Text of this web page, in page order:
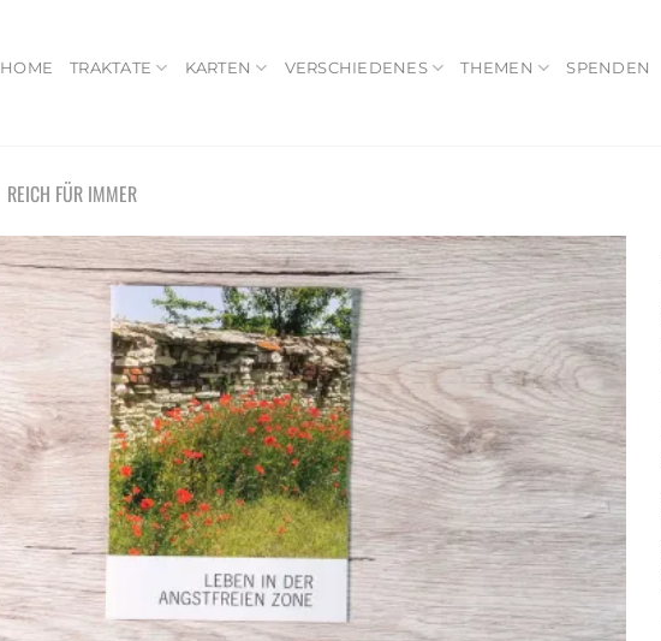
HOME TRAKTATE KARTEN VERSCHIEDENES THEMEN SPENDEN
REICH FÜR IMMER
Add to
wishlist